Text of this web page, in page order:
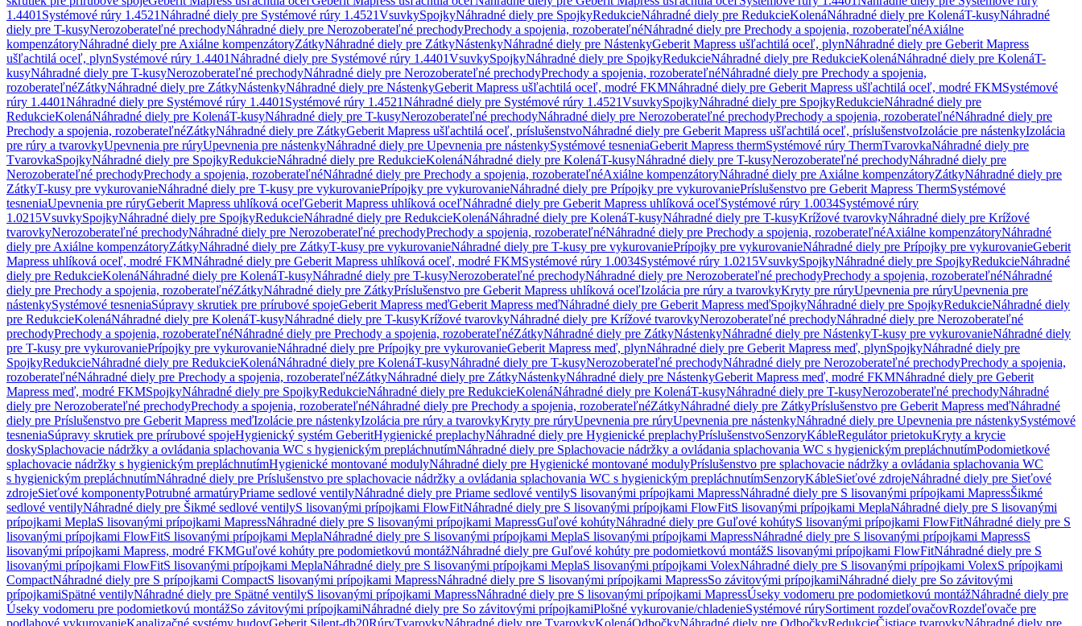
1.4401 Systémové rúry 1.4521Náhradné diely pre Systémové rúry 1.4521VsuvkySpojkyNáhradné diely pre SpojkyRedukcieNáhradné diely pre RedukcieKolenáNáhradné diely pre KolenáT-kusyNáhradné
diely pre T-kusyNerozoberateľné prechodyNáhradné diely pre Nerozoberateľné prechodyPrechody a spojenia, rozoberateľnéNáhradné diely pre Prechody a spojenia, rozoberateľnéAxiálne
kompenzátoryNáhradné diely pre Axiálne kompenzátoryZátkyNáhradné diely pre ZátkyNástenkyNáhradné diely pre NástenkyGeberit Mapress ušľachtilá oceľ, plynNáhradné diely pre Geberit Mapress
ušľachtilá oceľ, plynSystémové rúry 1.4401Náhradné diely pre Systémové rúry 1.4401VsuvkySpojkyNáhradné diely pre SpojkyRedukcieNáhradné diely pre RedukcieKolenáNáhradné diely pre KolenáT-
kusyNáhradné diely pre T-kusyNerozoberateľné prechodyNáhradné diely pre Nerozoberateľné prechodyPrechody a spojenia, rozoberateľnéNáhradné diely pre Prechody a spojenia,
rozoberateľnéZátkyNáhradné diely pre ZátkyNástenkyNáhradné diely pre NástenkyGeberit Mapress ušľachtilá oceľ, modré FKMNáhradné diely pre Geberit Mapress ušľachtilá oceľ, modré FKMSystémové
rúry 1.4401Náhradné diely pre Systémové rúry 1.4401 Systémové rúry 1.4521Náhradné diely pre Systémové rúry 1.4521VsuvkySpojkyNáhradné diely pre SpojkyRedukcieNáhradné diely pre
RedukcieKolenáNáhradné diely pre KolenáT-kusyNáhradné diely pre T-kusyNerozoberateľné prechodyNáhradné diely pre Nerozoberateľné prechodyPrechody a spojenia, rozoberateľnéNáhradné diely pre
Prechody a spojenia, rozoberateľnéZátkyNáhradné diely pre ZátkyGeberit Mapress ušľachtilá oceľ, príslušenstvoNáhradné diely pre Geberit Mapress ušľachtilá oceľ, príslušenstvoIzolácie pre nástenkyIzolácia
pre rúry a tvarovkyUpevnenia pre rúryUpevnenia pre nástenkyNáhradné diely pre Upevnenia pre nástenkySystémové tesneniaGeberit Mapress thermSystémové rúry ThermTvarovkaNáhradné diely pre
TvarovkaSpojkyNáhradné diely pre SpojkyRedukcieNáhradné diely pre RedukcieKolenáNáhradné diely pre KolenáT-kusyNáhradné diely pre T-kusyNerozoberateľné prechodyNáhradné diely pre
Nerozoberateľné prechodyPrechody a spojenia, rozoberateľnéNáhradné diely pre Prechody a spojenia, rozoberateľnéAxiálne kompenzátoryNáhradné diely pre Axiálne kompenzátoryZátkyNáhradné diely pre
ZátkyT-kusy pre vykurovanieNáhradné diely pre T-kusy pre vykurovaniePrípojky pre vykurovanieNáhradné diely pre Prípojky pre vykurovaniePríslušenstvo pre Geberit Mapress ThermSystémové
tesneniaUpevnenia pre rúryGeberit Mapress uhlíková oceľGeberit Mapress uhlíková oceľNáhradné diely pre Geberit Mapress uhlíková oceľSystémové rúry 1.0034Systémové rúry
1.0215VsuvkySpojkyNáhradné diely pre SpojkyRedukcieNáhradné diely pre RedukcieKolenáNáhradné diely pre KolenáT-kusyNáhradné diely pre T-kusyKrížové tvarovkyNáhradné diely pre Krížové
tvarovkyNerozoberateľné prechodyNáhradné diely pre Nerozoberateľné prechodyPrechody a spojenia, rozoberateľnéNáhradné diely pre Prechody a spojenia, rozoberateľnéAxiálne kompenzátoryNáhradné
diely pre Axiálne kompenzátoryZátkyNáhradné diely pre ZátkyT-kusy pre vykurovanieNáhradné diely pre T-kusy pre vykurovaniePrípojky pre vykurovanieNáhradné diely pre Prípojky pre vykurovanieGeberit
Mapress uhlíková oceľ, modré FKMNáhradné diely pre Geberit Mapress uhlíková oceľ, modré FKMSystémové rúry 1.0034Systémové rúry 1.0215VsuvkySpojkyNáhradné diely pre SpojkyRedukcieNáhradné
diely pre RedukcieKolenáNáhradné diely pre KolenáT-kusyNáhradné diely pre T-kusyNerozoberateľné prechodyNáhradné diely pre Nerozoberateľné prechodyPrechody a spojenia, rozoberateľnéNáhradné
diely pre Prechody a spojenia, rozoberateľnéZátkyNáhradné diely pre ZátkyPríslušenstvo pre Geberit Mapress uhlíková oceľIzolácia pre rúry a tvarovkyKryty pre rúryUpevnenia pre rúryUpevnenia pre
nástenkySystémové tesneniaSúpravy skrutiek pre prírubové spojeGeberit Mapress meďGeberit Mapress meďNáhradné diely pre Geberit Mapress meďSpojkyNáhradné diely pre SpojkyRedukcieNáhradné diely
pre RedukcieKolenáNáhradné diely pre KolenáT-kusyNáhradné diely pre T-kusyKrížové tvarovkyNáhradné diely pre Krížové tvarovkyNerozoberateľné prechodyNáhradné diely pre Nerozoberateľné
prechodyPrechody a spojenia, rozoberateľnéNáhradné diely pre Prechody a spojenia, rozoberateľnéZátkyNáhradné diely pre ZátkyNástenkyNáhradné diely pre NástenkyT-kusy pre vykurovanieNáhradné diely
pre T-kusy pre vykurovaniePrípojky pre vykurovanieNáhradné diely pre Prípojky pre vykurovanieGeberit Mapress meď, plynNáhradné diely pre Geberit Mapress meď, plynSpojkyNáhradné diely pre
SpojkyRedukcieNáhradné diely pre RedukcieKolenáNáhradné diely pre KolenáT-kusyNáhradné diely pre T-kusyNerozoberateľné prechodyNáhradné diely pre Nerozoberateľné prechodyPrechody a spojenia,
rozoberateľnéNáhradné diely pre Prechody a spojenia, rozoberateľnéZátkyNáhradné diely pre ZátkyNástenkyNáhradné diely pre NástenkyGeberit Mapress meď, modré FKMNáhradné diely pre Geberit
Mapress meď, modré FKMSpojkyNáhradné diely pre SpojkyRedukcieNáhradné diely pre RedukcieKolenáNáhradné diely pre KolenáT-kusyNáhradné diely pre T-kusyNerozoberateľné prechodyNáhradné
diely pre Nerozoberateľné prechodyPrechody a spojenia, rozoberateľnéNáhradné diely pre Prechody a spojenia, rozoberateľnéZátkyNáhradné diely pre ZátkyPríslušenstvo pre Geberit Mapress meďNáhradné
diely pre Príslušenstvo pre Geberit Mapress meďIzolácie pre nástenkyIzolácia pre rúry a tvarovkyKryty pre rúryUpevnenia pre rúryUpevnenia pre nástenkyNáhradné diely pre Upevnenia pre nástenkySystémové
tesneniaSúpravy skrutiek pre prírubové spojeHygienický systém GeberitHygienické preplachyNáhradné diely pre Hygienické preplachyPríslušenstvoSenzoryKábleRegulátor prietokuKryty a krycie
doskySplachovacie nádržky a ovládania splachovania WC s hygienickým prepláchnutímNáhradné diely pre Splachovacie nádržky a ovládania splachovania WC s hygienickým prepláchnutímPodomietkové
splachovacie nádržky s hygienickým prepláchnutímHygienické montované modulyNáhradné diely pre Hygienické montované modulyPríslušenstvo pre splachovacie nádržky a ovládania splachovania WC
s hygienickým prepláchnutímNáhradné diely pre Príslušenstvo pre splachovacie nádržky a ovládania splachovania WC s hygienickým prepláchnutímSenzoryKábleSieťové zdrojeNáhradné diely pre Sieťové
zdrojeSieťové komponentyPotrubné armatúryPriame sedlové ventilyNáhradné diely pre Priame sedlové ventilyS lisovanými prípojkami MapressNáhradné diely pre S lisovanými prípojkami MapressŠikmé
sedlové ventilyNáhradné diely pre Šikmé sedlové ventilyS lisovanými prípojkami FlowFitNáhradné diely pre S lisovanými prípojkami FlowFitS lisovanými prípojkami MeplaNáhradné diely pre S lisovanými
prípojkami MeplaS lisovanými prípojkami MapressNáhradné diely pre S lisovanými prípojkami MapressGuľové kohútyNáhradné diely pre Guľové kohútyS lisovanými prípojkami FlowFitNáhradné diely pre S
lisovanými prípojkami FlowFitS lisovanými prípojkami MeplaNáhradné diely pre S lisovanými prípojkami MeplaS lisovanými prípojkami MapressNáhradné diely pre S lisovanými prípojkami MapressS
lisovanými prípojkami Mapress, modré FKMGuľové kohúty pre podomietkovú montážNáhradné diely pre Guľové kohúty pre podomietkovú montážS lisovanými prípojkami FlowFitNáhradné diely pre S
lisovanými prípojkami FlowFitS lisovanými prípojkami MeplaNáhradné diely pre S lisovanými prípojkami MeplaS lisovanými prípojkami VolexNáhradné diely pre S lisovanými prípojkami VolexS prípojkami
CompactNáhradné diely pre S prípojkami CompactS lisovanými prípojkami MapressNáhradné diely pre S lisovanými prípojkami MapressSo závitovými prípojkamiNáhradné diely pre So závitovými
prípojkamiSpätné ventilyNáhradné diely pre Spätné ventilyS lisovanými prípojkami MapressNáhradné diely pre S lisovanými prípojkami MapressÚseky vodomeru pre podomietkovú montážNáhradné diely pre
Úseky vodomeru pre podomietkovú montážSo závitovými prípojkamiNáhradné diely pre So závitovými prípojkamiPlošné vykurovanie/chladenieSystémové rúrySortiment rozdeľovačovRozdeľovače pre
podlahové vykurovanieKanalizačné systémy budovGeberit Silent-db20RúryTvarovkyNáhradné diely pre TvarovkyKolenáOdbočkyNáhradné diely pre OdbočkyRedukcieČistiace tvarovkyNáhradné diely pre